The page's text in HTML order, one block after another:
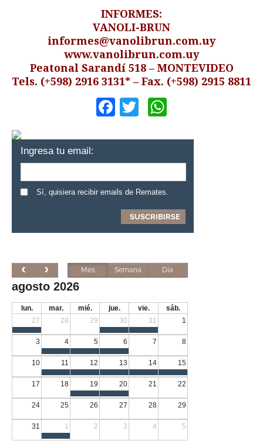
INFORMES:
VANOLI-BRUN
informes@vanolibrun.com.uy
www.vanolibrun.com.uy
Peatonal Sarandí 518 – MONTEVIDEO
Tels. (+598) 2916 3131* – Fax. (+598) 2915 8811
Facebook
Twitter
Ingresa tu email:
Sí, quisiera recibir emails de Remates.
Mes Semana Día
agosto 2026
lun. mar. mié. jue. vie.
sáb.
27
28 29 30 31 1
3 4 5 6 7 8
10 11 12 13 14 15
17 18 19 20 21 22
24 25 26 27 28 29
31 1 2 3 4 5